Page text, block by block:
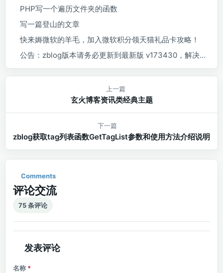
PHP写一个遍历文件夹的函数
写一篇登山的文章
快来媷微软的羊毛，加入微软积分领天猫礼品卡攻略！
公告：zblog版本请务必更新到最新版 v173430，解决各类插件推送问题
上一篇
玄火博客资讯类经典主题
下一篇
zblog获取tag列表函数GetTagList参数和使用方法介绍说明
Comments
评论交流
75 条评论
发表评论
名称 *